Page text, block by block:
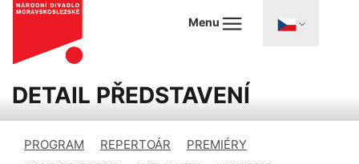
Menu
DETAIL PŘEDSTAVENÍ
PROGRAM REPERTOÁR
PREMIÉRY